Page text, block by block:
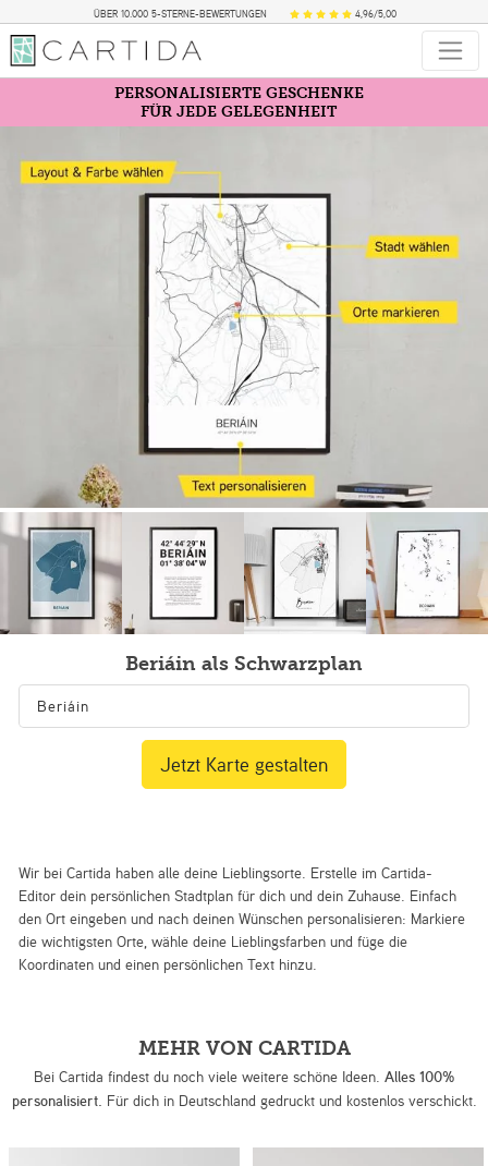
ÜBER 10.000 5-STERNE-BEWERTUNGEN 4,96/5,00
PERSONALISIERTE GESCHENKE
FÜR JEDE GELEGENHEIT
Beriáin als Schwarzplan
Wir bei Cartida haben alle deine Lieblingsorte. Erstelle im Cartida-
Editor dein persönlichen Stadtplan für dich und dein Zuhause. Einfach
den Ort eingeben und nach deinen Wünschen personalisieren: Markiere
die wichtigsten Orte, wähle deine Lieblingsfarben und füge die
Koordinaten und einen persönlichen Text hinzu.
Jetzt Karte gestalten
MEHR VON CARTIDA
Bei Cartida findest du noch viele weitere schöne Ideen. Alles 100%
personalisiert. Für dich in Deutschland gedruckt und kostenlos verschickt.